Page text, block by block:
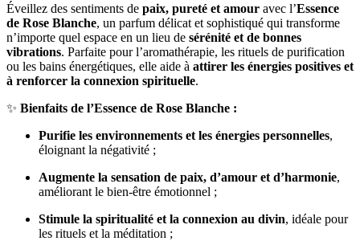
Éveillez des sentiments de paix, pureté et amour avec l’Essence
de Rose Blanche, un parfum délicat et sophistiqué qui transforme
n’importe quel espace en un lieu de sérénité et de bonnes
vibrations. Parfaite pour l’aromathérapie, les rituels de purification
ou les bains énergétiques, elle aide à attirer les énergies positives et
à renforcer la connexion spirituelle.
✨ Bienfaits de l’Essence de Rose Blanche :
Purifie les environnements et les énergies personnelles,
éloignant la négativité ;
Augmente la sensation de paix, d’amour et d’harmonie,
améliorant le bien-être émotionnel ;
Stimule la spiritualité et la connexion au divin, idéale pour
les rituels et la méditation ;